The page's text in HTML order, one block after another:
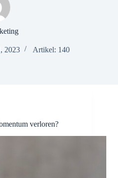
2023 Artikel: 140
verloren?